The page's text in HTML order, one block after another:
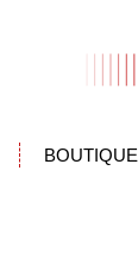
BOUTIQUE